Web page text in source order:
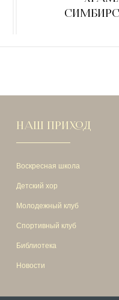
НАШ ПРИХОД
Воскресная школа
Детский хор
Молодежный клуб
Спортивный клуб
Библиотека
Новости